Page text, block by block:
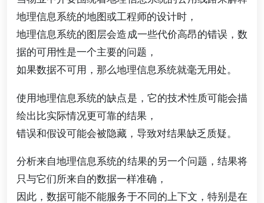
地理信息系统的地图或工程师的设计时，
地理信息系统的图层会造成一些代价高昂的错误，数
据的可用性是一个主要的问题，
如果数据不可用，那么地理信息系统就毫无用处。
使用地理信息系统的缺点是，它的技术性质可能会描
绘出比实际情况更可靠的结果，
错误和假设可能会被隐藏，导致对结果缺乏质疑。
分析来自地理信息系统的结果的另一个问题，结果将
只与它们所来自的数据一样准确，
因此，数据可能不能服务于不同的上下文，特别是在